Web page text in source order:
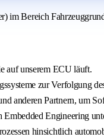
im Bereich
auf unserem ECU läuft.
zur Verfolgung
anderen Partnern, um
Engineering
hinsichtlich